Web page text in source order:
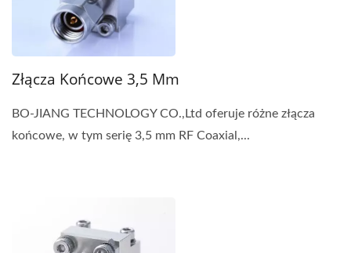
Złącza Końcowe 3,5 Mm
BO-JIANG TECHNOLOGY CO.,Ltd oferuje różne złącza
końcowe, w tym serię 3,5 mm RF Coaxial,...